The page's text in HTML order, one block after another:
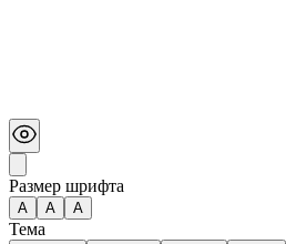
Размер шрифта
А A A
Тема